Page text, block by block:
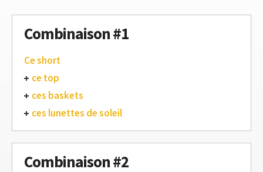
Combinaison #1
Ce short
ce top
ces baskets
ces lunettes de soleil
Combinaison #2